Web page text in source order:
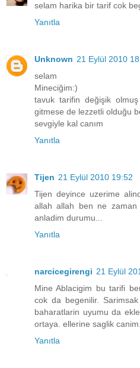
selam harika bir tarif cok
Yanıtla
Unknown 21 Eylül 2010
selam
Mineciğim:)
tavuk tarifin değişik
gitmese de lezzetli olduğu
sevgiyle kal canım
Yanıtla
Tijen 21 Eylül 2010 19:52
Tijen deyince uzerime
allah allah ben ne zaman
anladim durumu...
Yanıtla
narcicegirengi 21 Eylül
Mine Ablacigim bu tarifi
cok da begenilir.
baharatlarin uyumu da
ortaya. ellerine saglik canim..
Yanıtla